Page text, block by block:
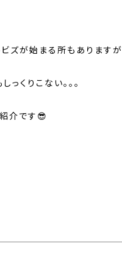
ズが始まる所もありますが
くりこない。。。
介です😎